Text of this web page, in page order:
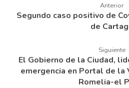
Anterior
Segundo caso positivo de
de
Siguiente
El Gobierno de la Ciudad,
emergencia en Portal de la
Romelia-el